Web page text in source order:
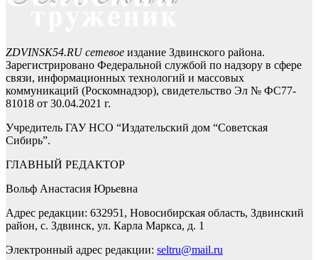
ZDVINSK54.RU сетевое издание Здвинского района.
Зарегистрировано Федеральной службой по надзору в сфере
связи, информационных технологий и массовых
коммуникаций (Роскомнадзор), свидетельство Эл № ФС77-
81018 от 30.04.2021 г.
Учредитель ГАУ НСО “Издательский дом “Советская
Сибирь”.
ГЛАВНЫЙ РЕДАКТОР
Вольф Анастасия Юрьевна
Адрес редакции: 632951, Новосибирская область, Здвинский
район, с. Здвинск, ул. Карла Маркса, д. 1
Электронный адрес редакции: seltru@mail.ru